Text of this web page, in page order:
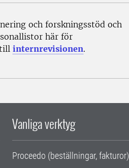
och forskningsstöd och
här för
internrevisionen.
Vanliga verktyg
Proceedo (beställningar, fakturor)